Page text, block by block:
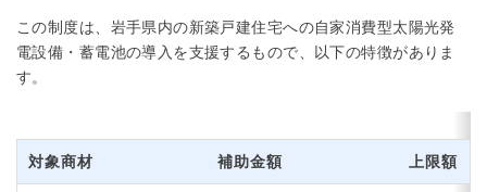
この制度は、岩手県内の新築戸建住宅への自家消費型太陽光発
電設備・蓄電池の導入を支援するもので、以下の特徴がありま
す。
対象商材 補助金額 上限額